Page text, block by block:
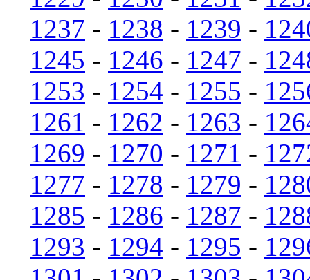
1237 - 1238 - 1239 -
1245 - 1246 - 1247 -
1253 - 1254 - 1255 -
1261 - 1262 - 1263 -
1269 - 1270 - 1271 -
1277 - 1278 - 1279 -
1285 - 1286 - 1287 -
1293 - 1294 - 1295 -